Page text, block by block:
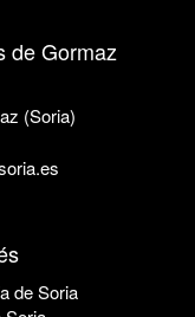
de Gormaz
(Soria)
de Soria